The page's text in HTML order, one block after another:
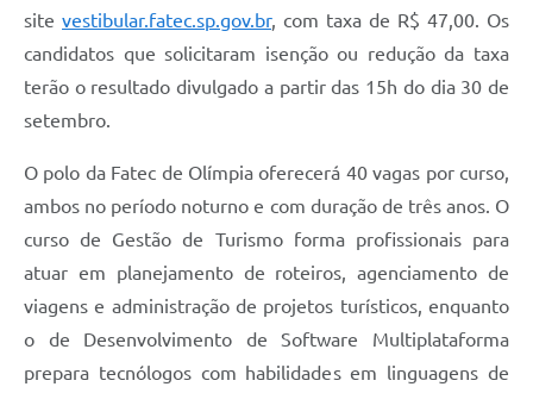
site vestibular.fatec.sp.gov.br, com taxa de R$ 47,00. Os
candidatos que solicitaram isenção ou redução da taxa
terão o resultado divulgado a partir das 15h do dia 30 de
setembro.
O polo da Fatec de Olímpia oferecerá 40 vagas por curso,
ambos no período noturno e com duração de três anos. O
curso de Gestão de Turismo forma profissionais para
atuar em planejamento de roteiros, agenciamento de
viagens e administração de projetos turísticos, enquanto
o de Desenvolvimento de Software Multiplataforma
prepara tecnólogos com habilidades em linguagens de